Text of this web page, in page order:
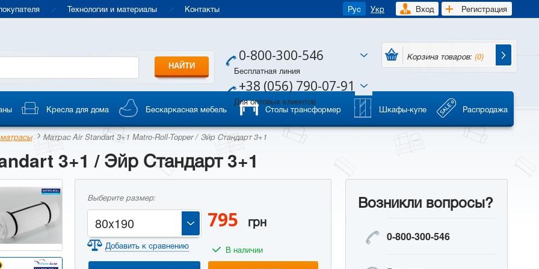
Технологии и материалы Контакты Вход Регистрация
Рус
Укр
0-800-300-546
Бесплатная линия
+38 (056) 790-07-91
Для оптовых клиентов
Корзина товаров: (0)
Кресла для дома Бескаркасная мебель Столы трансформер Шкафы-купе Распродажа
Матрас Air Standart 3+1 Matro-Roll-Topper / Эйр Стандарт 3+1
3+1 / Эйр Стандарт 3+1
Выберите размер:
80x190 795 грн
Добавить к сравнению В наличии
Возникли вопросы?
0-800-300-546